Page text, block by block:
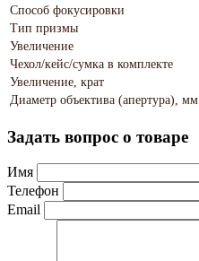
Способ фокусировки
Тип призмы
Увеличение
Чехол/кейс/сумка в комплекте
Увеличение, крат
Диаметр объектива (апертура), мм
Задать вопрос о товаре
Имя
Телефон
Email